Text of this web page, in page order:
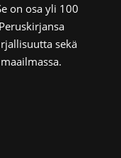
on osa yli 100
sekä